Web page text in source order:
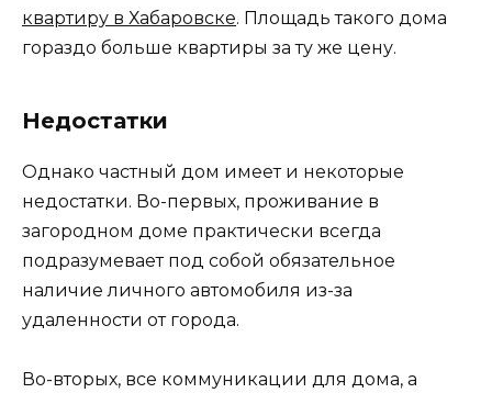
квартиру в Хабаровске. Площадь такого дома
гораздо больше квартиры за ту же цену.
Недостатки
Однако частный дом имеет и некоторые
недостатки. Во-первых, проживание в
загородном доме практически всегда
подразумевает под собой обязательное
наличие личного автомобиля из-за
удаленности от города.
Во-вторых, все коммуникации для дома, а